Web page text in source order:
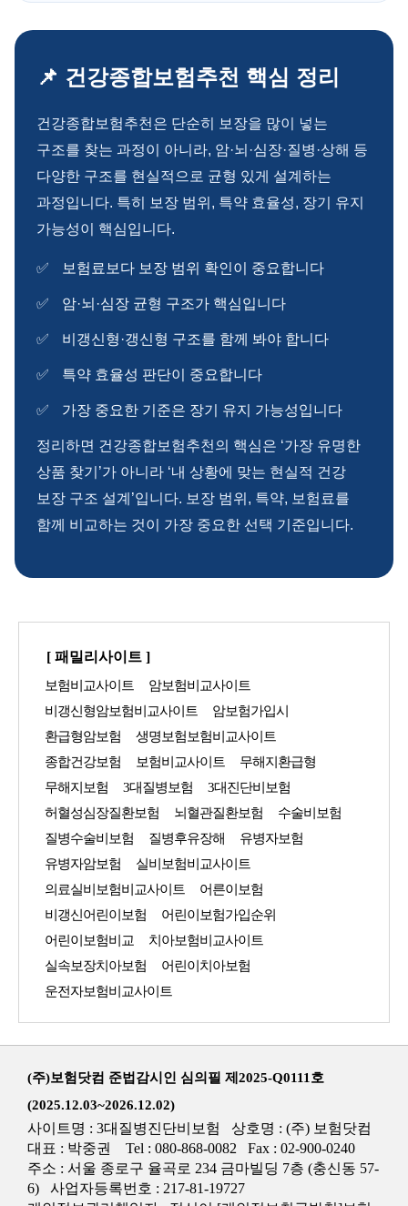
📌 건강종합보험추천 핵심 정리
건강종합보험추천은 단순히 보장을 많이 넣는
구조를 찾는 과정이 아니라, 암·뇌·심장·질병·상해 등
다양한 구조를 현실적으로 균형 있게 설계하는
과정입니다. 특히 보장 범위, 특약 효율성, 장기 유지
가능성이 핵심입니다.
보험료보다 보장 범위 확인이 중요합니다
암·뇌·심장 균형 구조가 핵심입니다
비갱신형·갱신형 구조를 함께 봐야 합니다
특약 효율성 판단이 중요합니다
가장 중요한 기준은 장기 유지 가능성입니다
정리하면 건강종합보험추천의 핵심은 ‘가장 유명한
상품 찾기’가 아니라 ‘내 상황에 맞는 현실적 건강
보장 구조 설계’입니다. 보장 범위, 특약, 보험료를
함께 비교하는 것이 가장 중요한 선택 기준입니다.
[ 패밀리사이트 ]
보험비교사이트
암보험비교사이트
비갱신형암보험비교사이트
암보험가입시
환급형암보험
생명보험보험비교사이트
종합건강보험
보험비교사이트
무해지환급형
무해지보험
3대질병보험
3대진단비보험
허혈성심장질환보험
뇌혈관질환보험
수술비보험
질병수술비보험
질병후유장해
유병자보험
유병자암보험
실비보험비교사이트
의료실비보험비교사이트
어른이보험
비갱신어린이보험
어린이보험가입순위
어린이보험비교
치아보험비교사이트
실속보장치아보험
어린이치아보험
운전자보험비교사이트
(주)보험닷컴 준법감시인 심의필 제2025-Q0111호
(2025.12.03~2026.12.02)
사이트명 : 3대질병진단비보험 상호명 : (주) 보험닷컴
대표 : 박중권 Tel : 080-868-0082 Fax : 02-900-0240
주소 : 서울 종로구 율곡로 234 금마빌딩 7층 (충신동 57-
6) 사업자등록번호 : 217-81-19727